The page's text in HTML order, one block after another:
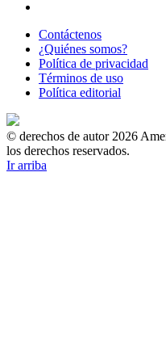
Contáctenos
¿Quiénes somos?
Política de privacidad
Términos de uso
Política editorial
© derechos de autor 2026
los derechos reservados.
Ir arriba